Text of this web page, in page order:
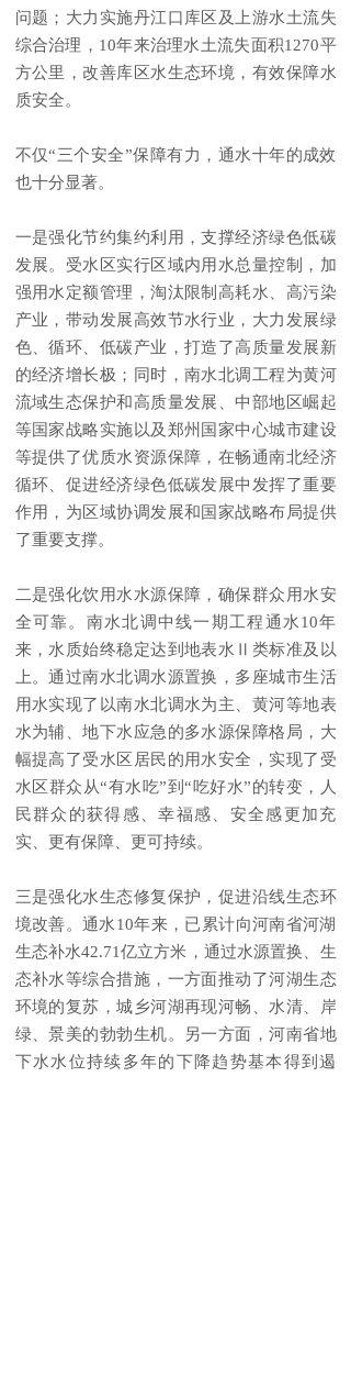
问题；大力实施丹江口库区及上游水土流失
综合治理，10年来治理水土流失面积1270平
方公里，改善库区水生态环境，有效保障水
质安全。
不仅“三个安全”保障有力，通水十年的成效
也十分显著。
一是强化节约集约利用，支撑经济绿色低碳
发展。受水区实行区域内用水总量控制，加
强用水定额管理，淘汰限制高耗水、高污染
产业，带动发展高效节水行业，大力发展绿
色、循环、低碳产业，打造了高质量发展新
的经济增长极；同时，南水北调工程为黄河
流域生态保护和高质量发展、中部地区崛起
等国家战略实施以及郑州国家中心城市建设
等提供了优质水资源保障，在畅通南北经济
循环、促进经济绿色低碳发展中发挥了重要
作用，为区域协调发展和国家战略布局提供
了重要支撑。
二是强化饮用水水源保障，确保群众用水安
全可靠。南水北调中线一期工程通水10年
来，水质始终稳定达到地表水Ⅱ类标准及以
上。通过南水北调水源置换，多座城市生活
用水实现了以南水北调水为主、黄河等地表
水为辅、地下水应急的多水源保障格局，大
幅提高了受水区居民的用水安全，实现了受
水区群众从“有水吃”到“吃好水”的转变，人
民群众的获得感、幸福感、安全感更加充
实、更有保障、更可持续。
三是强化水生态修复保护，促进沿线生态环
境改善。通水10年来，已累计向河南省河湖
生态补水42.71亿立方米，通过水源置换、生
态补水等综合措施，一方面推动了河湖生态
环境的复苏，城乡河湖再现河畅、水清、岸
绿、景美的勃勃生机。另一方面，河南省地
下水水位持续多年的下降趋势基本得到遏